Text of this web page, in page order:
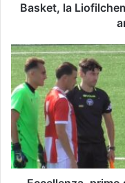
Basket, la